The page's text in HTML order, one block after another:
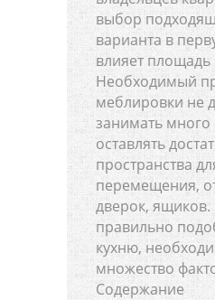
выбор
варианта в
влияет
Необходимый
меблировки не
занимать много
оставлять
пространства
перемещения,
дверок,
правильно
кухню,
множество
Содержание